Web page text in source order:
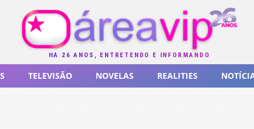
HÁ 26 ANOS, ENTRETENDO E INFORMANDO
TELEVISÃO NOVELAS REALITIES